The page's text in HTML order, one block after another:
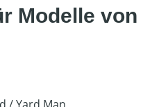
Modelle von